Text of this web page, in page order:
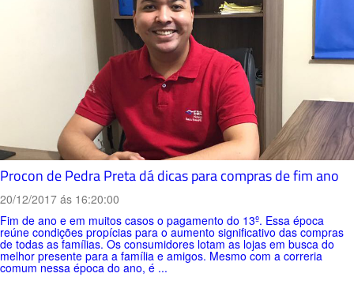
Procon de Pedra Preta dá dicas para compras de fim ano
20/12/2017 ás 16:20:00
Fim de ano e em muitos casos o pagamento do 13º. Essa época
reúne condições propícias para o aumento significativo das compras
de todas as famílias. Os consumidores lotam as lojas em busca do
melhor presente para a família e amigos. Mesmo com a correria
comum nessa época do ano, é ...